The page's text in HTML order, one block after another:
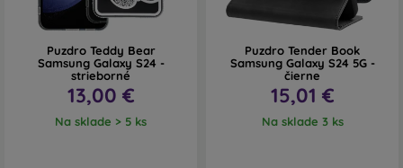
Puzdro Teddy Bear
Samsung Galaxy S24 -
strieborné
13,00 €
Na sklade > 5 ks
Puzdro Tender Book
Samsung Galaxy S24 5G -
čierne
15,01 €
Na sklade 3 ks